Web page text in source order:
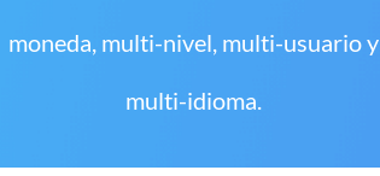
moneda, multi-nivel, multi-usuario y
multi-idioma.